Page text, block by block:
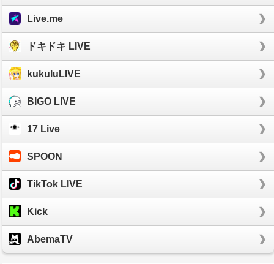
Live.me
ドキドキ LIVE
kukuluLIVE
BIGO LIVE
17 Live
SPOON
TikTok LIVE
Kick
AbemaTV